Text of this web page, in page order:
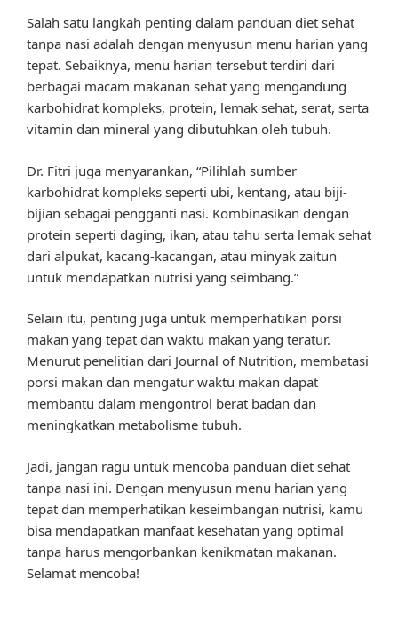
Salah satu langkah penting dalam panduan diet sehat
tanpa nasi adalah dengan menyusun menu harian yang
tepat. Sebaiknya, menu harian tersebut terdiri dari
berbagai macam makanan sehat yang mengandung
karbohidrat kompleks, protein, lemak sehat, serat, serta
vitamin dan mineral yang dibutuhkan oleh tubuh.
Dr. Fitri juga menyarankan, “Pilihlah sumber
karbohidrat kompleks seperti ubi, kentang, atau biji-
bijian sebagai pengganti nasi. Kombinasikan dengan
protein seperti daging, ikan, atau tahu serta lemak sehat
dari alpukat, kacang-kacangan, atau minyak zaitun
untuk mendapatkan nutrisi yang seimbang.”
Selain itu, penting juga untuk memperhatikan porsi
makan yang tepat dan waktu makan yang teratur.
Menurut penelitian dari Journal of Nutrition, membatasi
porsi makan dan mengatur waktu makan dapat
membantu dalam mengontrol berat badan dan
meningkatkan metabolisme tubuh.
Jadi, jangan ragu untuk mencoba panduan diet sehat
tanpa nasi ini. Dengan menyusun menu harian yang
tepat dan memperhatikan keseimbangan nutrisi, kamu
bisa mendapatkan manfaat kesehatan yang optimal
tanpa harus mengorbankan kenikmatan makanan.
Selamat mencoba!